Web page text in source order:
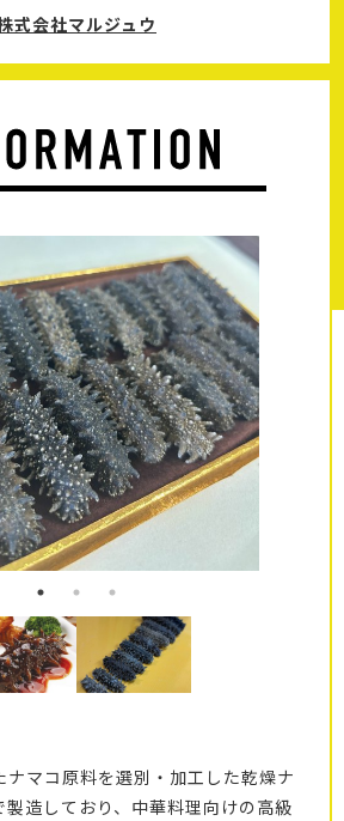
式会社マルジュウ
ナマコ原料を選別・加工した乾燥ナ
製造しており、中華料理向けの高級